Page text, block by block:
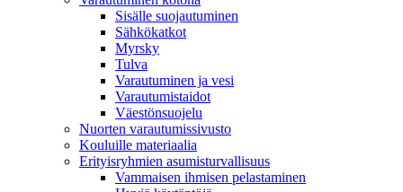
Sisälle suojautuminen
Sähkökatkot
Myrsky
Tulva
Varautuminen ja vesi
Varautumistaidot
Väestönsuojelu
Nuorten varautumissivusto
Kouluille materiaalia
Erityisryhmien asumisturvallisuus
Vammaisen ihmisen pelastaminen